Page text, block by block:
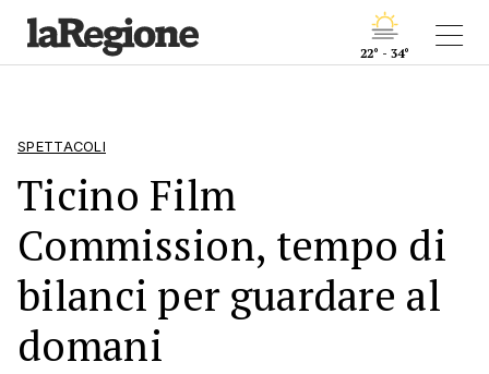
22° - 34°
SPETTACOLI
Ticino Film
Commission, tempo di
bilanci per guardare al
domani